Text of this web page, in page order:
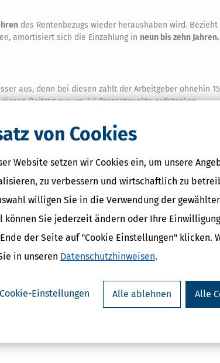
von Cookies
Website setzen wir Cookies ein, um unsere
zu verbessern und wirtschaftlich zu
willigen Sie in die Verwendung der
können Sie jederzeit ändern oder Ihre
der Seite auf "Cookie Einstellungen" klicken.
in unseren Datenschutzhinweisen.
Cookie-Einstellungen Alle ablehnen Alle
des Rentenbezugs wieder heraushaben wird.
amortisiert sich die Einzahlung in neun bis zehn Jahren.
aus, denn bei diesen zahlt der Arbeitgeber ohnehin
Beitrag nur um 3,6 Prozentpunkte aufstocken.
hat, übt seit Januar 2021 eine volle geringfügige
Würde die Senior-Jobberin es bei der
von dieser Einzahlung.
entschieden und stockt die Arbeitgeberpauschale um 3,6
€ an Rentenversicherungsbeiträgen. Das bringt ihr
und auf ein Jahr bezogen eineZusatzrente von
gut drei Jahren.
Rentenversicherungsbericht 2020 zeigen.
reguläre Rentenalter erreicht hatten, eine
auf die Beschäftigen unter ihnen: etwa